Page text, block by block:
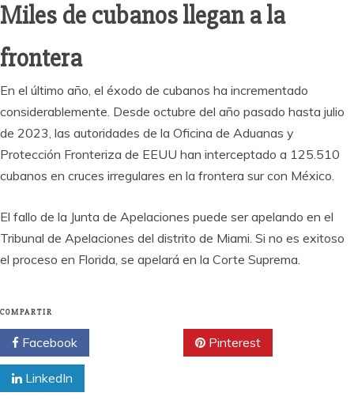
Miles de cubanos llegan a la
frontera
En el último año, el éxodo de cubanos ha incrementado
considerablemente. Desde octubre del año pasado hasta julio
de 2023, las autoridades de la Oficina de Aduanas y
Protección Fronteriza de EEUU han interceptado a 125.510
cubanos en cruces irregulares en la frontera sur con México.
El fallo de la Junta de Apelaciones puede ser apelando en el
Tribunal de Apelaciones del distrito de Miami. Si no es exitoso
el proceso en Florida, se apelará en la Corte Suprema.
COMPARTIR
Facebook Pinterest
LinkedIn